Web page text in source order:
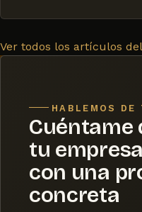
Ver todos los artículos
HABLEMOS DE
Cuéntame
tu
con una
concreta